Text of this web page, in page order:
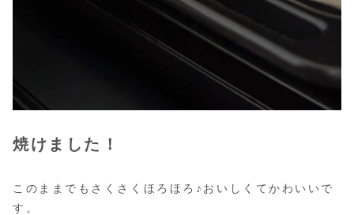
焼けました！
このままでもさくさくほろほろ♪おいしくてかわいいで
す。